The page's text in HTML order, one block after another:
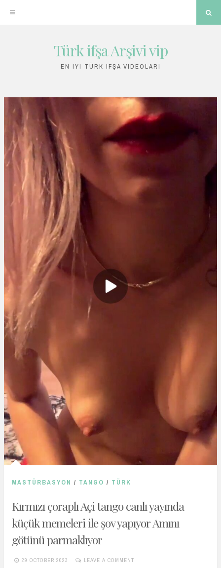
Türk ifşa Arşivi vip
EN IYI TÜRK IFŞA VIDEOLARI
MASTÜRBASYON / TANGO / TÜRK
Kırmızı çoraplı Açi tango canlı yayında
küçük memeleri ile şov yapıyor Amını
götünü parmaklıyor
29 OCTOBER 2023
LEAVE A COMMENT